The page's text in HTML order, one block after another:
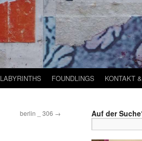
LABYRINTHS FOUNDLINGS KONTAKT
berlin _ 306 → Auf der